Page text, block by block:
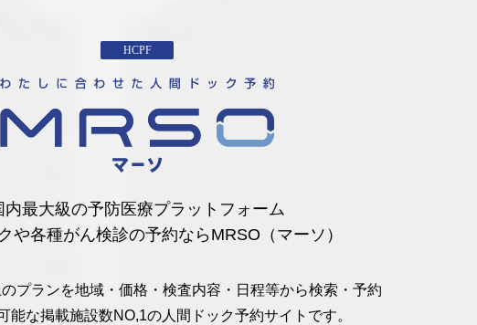
HCPF
内最大級の予防医療プラットフォーム
や各種がん検診の予約ならMRSO（マーソ）
プランを地域・価格・検査内容・日程等から検索・予約
能な掲載施設数NO,1の人間ドック予約サイトです。